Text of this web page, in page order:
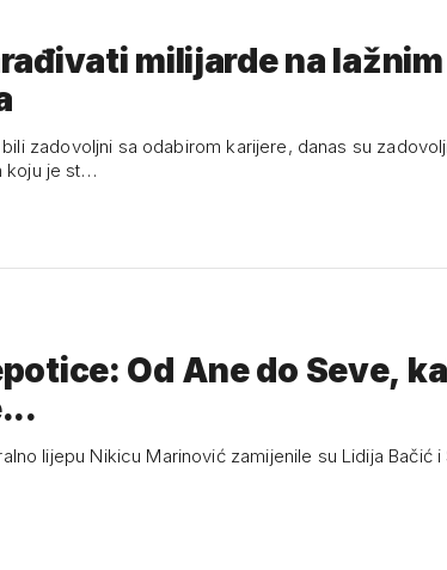
milijarde na lažnim
zadovoljni sa odabirom karijere, danas su
koju je st…
Od Ane do Seve,
lijepu Nikicu Marinović zamijenile su Lidija Bačić i